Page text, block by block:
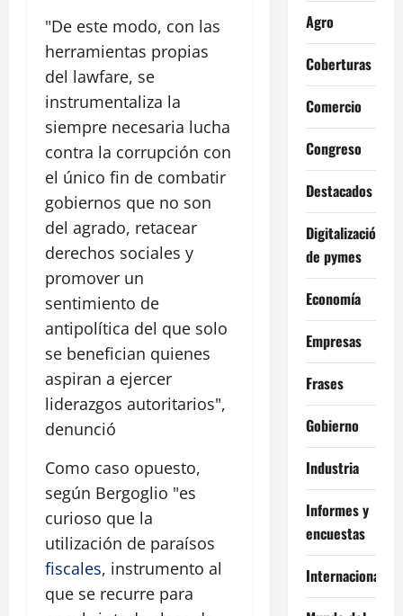
"De este modo, con las
herramientas propias
del lawfare, se
instrumentaliza la
siempre necesaria lucha
contra la corrupción con
el único fin de combatir
gobiernos que no son
del agrado, retacear
derechos sociales y
promover un
sentimiento de
antipolítica del que solo
se benefician quienes
aspiran a ejercer
liderazgos autoritarios",
denunció
Como caso opuesto,
según Bergoglio "es
curioso que la
utilización de paraísos
fiscales, instrumento al
que se recurre para
Agro
Coberturas
Comercio
Congreso
Destacados
Digitalización
de pymes
Economía
Empresas
Frases
Gobierno
Industria
Informes y
encuestas
Internacional